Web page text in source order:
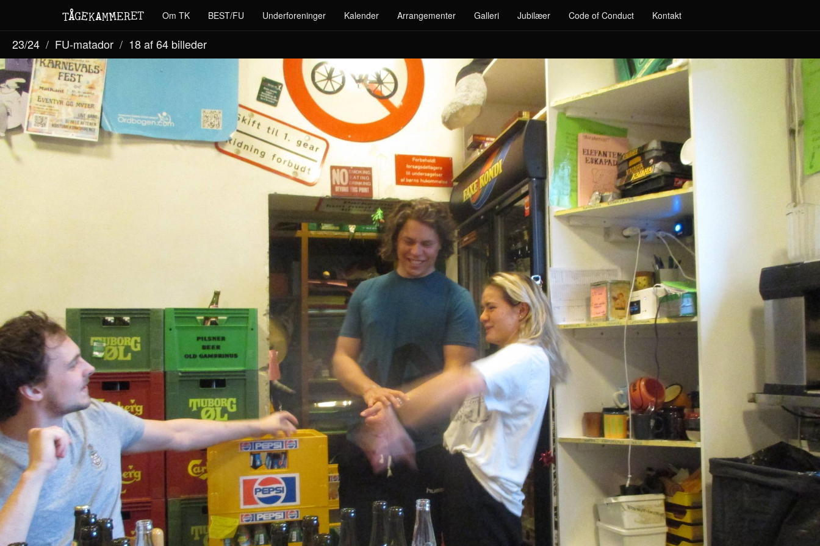
TÅGEKAMMERET Om TK BEST/FU Underforeninger Kalender Arrangementer Galleri Jubilæer Code of Conduct Kontakt
23/24 FU-matador 18 af 64 billeder